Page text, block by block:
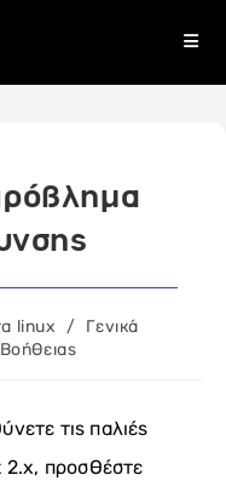
linux / Γενικά
τις παλιές
2.x, προσθέστε